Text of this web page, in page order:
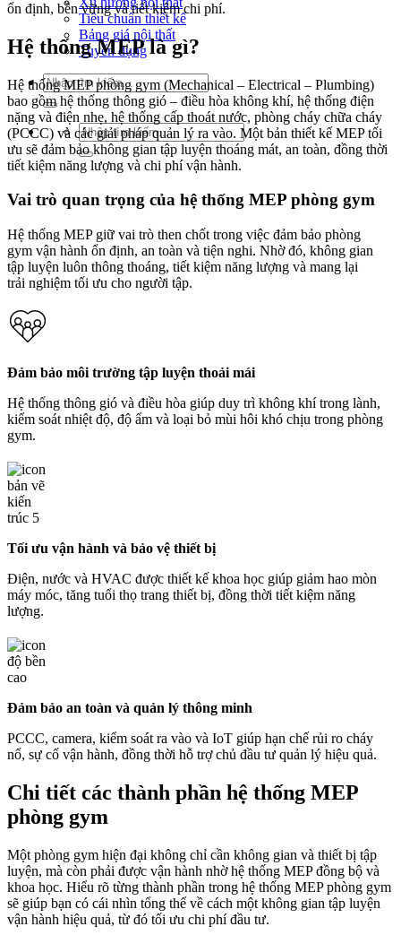
Tiêu chuẩn thiết kế
Bảng giá nội thất
Tuyển dụng
Tìm
kiếm:
Tìm
kiếm:
ổn định, bền vững và tiết kiệm chi phí.
Hệ thống MEP là gì?
Hệ thống MEP phòng gym (Mechanical – Electrical – Plumbing)
bao gồm hệ thống thông gió – điều hòa không khí, hệ thống điện
nặng và điện nhẹ, hệ thống cấp thoát nước, phòng cháy chữa cháy
(PCCC) và các giải pháp quản lý ra vào. Một bản thiết kế MEP tối
ưu sẽ đảm bảo không gian tập luyện thoáng mát, an toàn, đồng thời
tiết kiệm năng lượng và chi phí vận hành.
Vai trò quan trọng của hệ thống MEP phòng gym
Hệ thống MEP giữ vai trò then chốt trong việc đảm bảo phòng
gym vận hành ổn định, an toàn và tiện nghi. Nhờ đó, không gian
tập luyện luôn thông thoáng, tiết kiệm năng lượng và mang lại
trải nghiệm tối ưu cho người tập.
Đảm bảo môi trường tập luyện thoải mái
Hệ thống thông gió và điều hòa giúp duy trì không khí trong lành,
kiểm soát nhiệt độ, độ ẩm và loại bỏ mùi hôi khó chịu trong phòng
gym.
Tối ưu vận hành và bảo vệ thiết bị
Điện, nước và HVAC được thiết kế khoa học giúp giảm hao mòn
máy móc, tăng tuổi thọ trang thiết bị, đồng thời tiết kiệm năng
lượng.
Đảm bảo an toàn và quản lý thông minh
PCCC, camera, kiểm soát ra vào và IoT giúp hạn chế rủi ro cháy
nổ, sự cố vận hành, đồng thời hỗ trợ chủ đầu tư quản lý hiệu quả.
Chi tiết các thành phần hệ thống MEP
phòng gym
Một phòng gym hiện đại không chỉ cần không gian và thiết bị tập
luyện, mà còn phải được vận hành nhờ hệ thống MEP đồng bộ và
khoa học. Hiểu rõ từng thành phần trong hệ thống MEP phòng gym
sẽ giúp bạn có cái nhìn tổng thể về cách một không gian tập luyện
vận hành hiệu quả, từ đó tối ưu chi phí đầu tư.